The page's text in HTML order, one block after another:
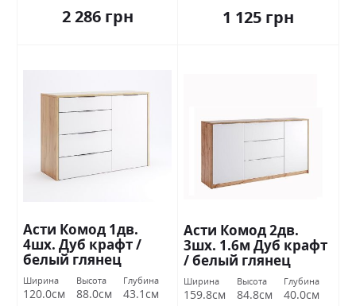
2 286 грн 1 125 грн
Асти Комод 1дв.
4шх. Дуб крафт /
белый глянец
Миромарк
Ширина
120.0см
Высота
88.0см
Глубина
43.1см
Асти Комод 2дв.
3шх. 1.6м Дуб крафт
/ белый глянец
Миромарк
Ширина
159.8см
Высота
84.8см
Глубина
40.0см